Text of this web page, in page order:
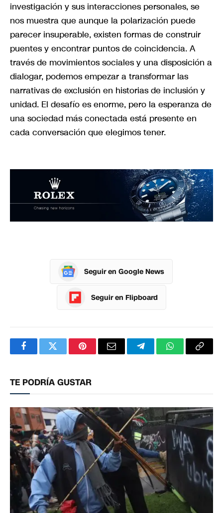
investigación y sus interacciones personales, se
nos muestra que aunque la polarización puede
parecer insuperable, existen formas de construir
puentes y encontrar puntos de coincidencia. A
través de movimientos sociales y una disposición a
dialogar, podemos empezar a transformar las
narrativas de exclusión en historias de inclusión y
unidad. El desafío es enorme, pero la esperanza de
una sociedad más conectada está presente en
cada conversación que elegimos tener.
Seguir en Google News
Seguir en Flipboard
FacebookTwitterPinterestCorreoTelegramWhatsApp
TE PODRÍA GUSTAR